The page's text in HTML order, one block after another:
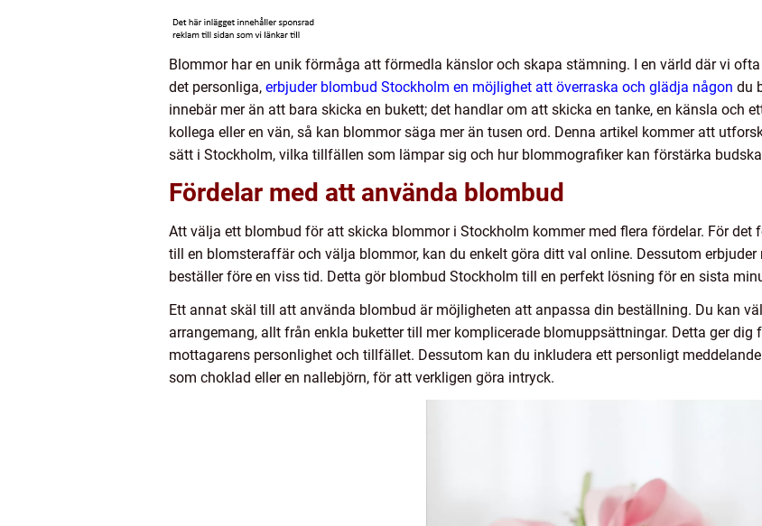
Blommor har en unik förmåga att förmedla känslor och skapa stämning. I en värld där vi
det personliga, erbjuder blombud Stockholm en möjlighet att överraska och glädja någon du
innebär mer än att bara skicka en bukett; det handlar om att skicka en tanke, en känsla och
kollega eller en vän, så kan blommor säga mer än tusen ord. Denna artikel kommer att
sätt i Stockholm, vilka tillfällen som lämpar sig och hur blommografiker kan förstärka
Fördelar med att använda blombud
Att välja ett blombud för att skicka blommor i Stockholm kommer med flera fördelar. För det
till en blomsteraffär och välja blommor, kan du enkelt göra ditt val online. Dessutom
beställer före en viss tid. Detta gör blombud Stockholm till en perfekt lösning för en sista
Ett annat skäl till att använda blombud är möjligheten att anpassa din beställning. Du kan
arrangemang, allt från enkla buketter till mer komplicerade blomuppsättningar. Detta ger
mottagarens personlighet och tillfället. Dessutom kan du inkludera ett personligt
som choklad eller en nallebjörn, för att verkligen göra intryck.